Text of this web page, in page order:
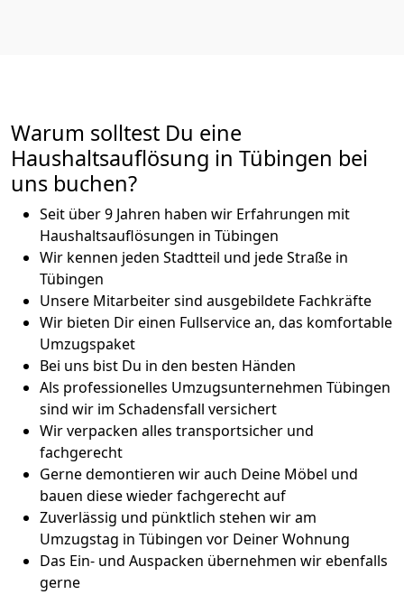
Warum solltest Du eine
Haushaltsauflösung in Tübingen bei
uns buchen?
Seit über 9 Jahren haben wir Erfahrungen mit
Haushaltsauflösungen in Tübingen
Wir kennen jeden Stadtteil und jede Straße in
Tübingen
Unsere Mitarbeiter sind ausgebildete Fachkräfte
Wir bieten Dir einen Fullservice an, das komfortable
Umzugspaket
Bei uns bist Du in den besten Händen
Als professionelles Umzugsunternehmen Tübingen
sind wir im Schadensfall versichert
Wir verpacken alles transportsicher und
fachgerecht
Gerne demontieren wir auch Deine Möbel und
bauen diese wieder fachgerecht auf
Zuverlässig und pünktlich stehen wir am
Umzugstag in Tübingen vor Deiner Wohnung
Das Ein- und Auspacken übernehmen wir ebenfalls
gerne